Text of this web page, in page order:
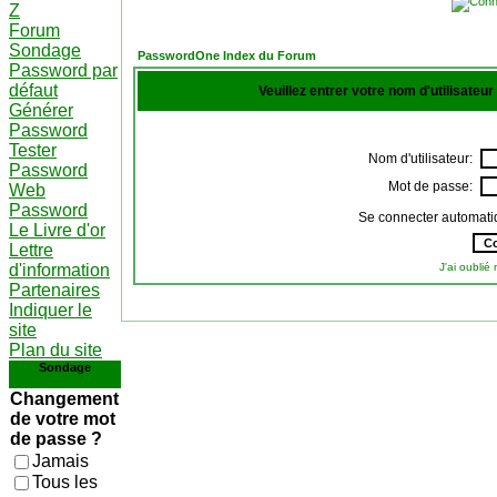
Z
Forum
Sondage
Password par
défaut
Générer
Password
Tester
Password
Web
Password
Le Livre d'or
Lettre
d'information
Partenaires
Indiquer le
site
Plan du site
Sondage
Changement
de votre mot
de passe ?
Jamais
Tous les
PasswordOne Index du Forum
Veuillez entrer votre nom
Nom d'utilisateur:
Mot de passe:
Se connecter
J'ai oublié